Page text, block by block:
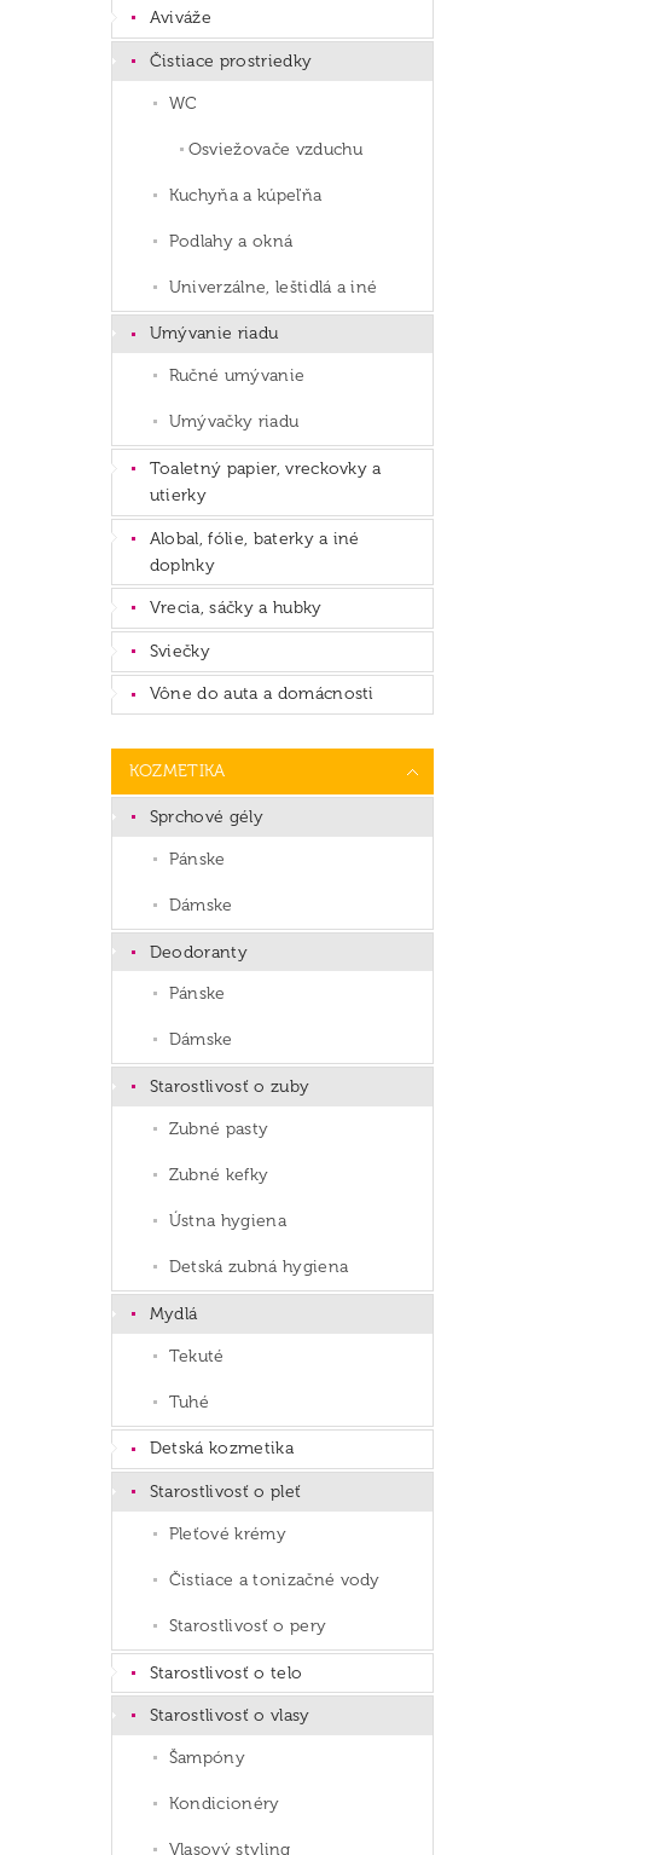
Aviváže
Čistiace prostriedky
WC
Osviežovače vzduchu
Kuchyňa a kúpeľňa
Podlahy a okná
Univerzálne, leštidlá a iné
Umývanie riadu
Ručné umývanie
Umývačky riadu
Toaletný papier, vreckovky a
utierky
Alobal, fólie, baterky a iné
doplnky
Vrecia, sáčky a hubky
Sviečky
Vône do auta a domácnosti
KOZMETIKA
Sprchové gély
Pánske
Dámske
Deodoranty
Pánske
Dámske
Starostlivosť o zuby
Zubné pasty
Zubné kefky
Ústna hygiena
Detská zubná hygiena
Mydlá
Tekuté
Tuhé
Detská kozmetika
Starostlivosť o pleť
Pleťové krémy
Čistiace a tonizačné vody
Starostlivosť o pery
Starostlivosť o telo
Starostlivosť o vlasy
Šampóny
Kondicionéry
Vlasový styling